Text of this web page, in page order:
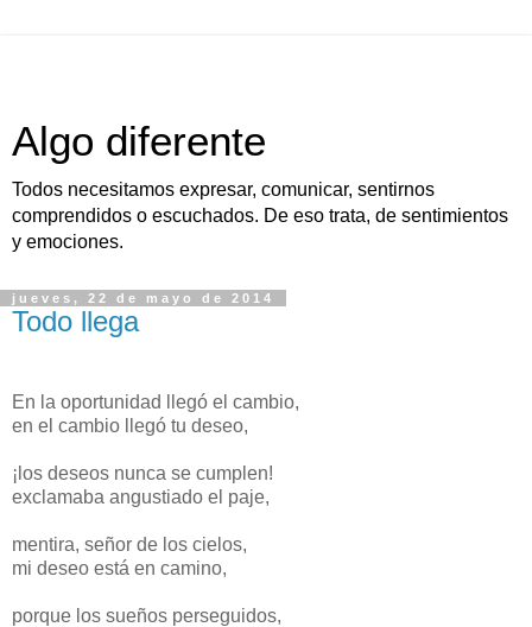
Algo diferente
Todos necesitamos expresar, comunicar, sentirnos
comprendidos o escuchados. De eso trata, de sentimientos
y emociones.
jueves, 22 de mayo de 2014
Todo llega
En la oportunidad llegó el cambio,
en el cambio llegó tu deseo,
¡los deseos nunca se cumplen!
exclamaba angustiado el paje,
mentira, señor de los cielos,
mi deseo está en camino,
porque los sueños perseguidos,